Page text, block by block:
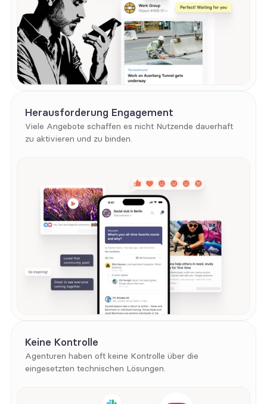
Herausforderung Engagement
Viele Angebote schaffen es nicht Nutzende dauerhaft
zu aktivieren und zu binden.
Keine Kontrolle
Agenturen haben oft keine Kontrolle über die
eingesetzten technischen Lösungen.